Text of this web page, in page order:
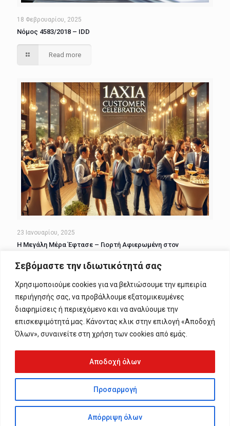
Σεβόμαστε την ιδιωτικότητά σας
Χρησιμοποιούμε cookies για να βελτιώσουμε την εμπειρία
περιήγησής σας, να προβάλλουμε εξατομικευμένες
διαφημίσεις ή περιεχόμενο και να αναλύουμε την
επισκεψιμότητά μας. Κάνοντας κλικ στην επιλογή «Αποδοχή
Όλων», συναινείτε στη χρήση των cookies από εμάς.
Προσαρμογή
Απόρριψη όλων
Αποδοχή όλων
18 Φεβρουαρίου, 2025
Νόμος 4583/2018 – IDD
Read more
23 Ιανουαρίου, 2025
Η Μεγάλη Μέρα Έφτασε – Γιορτή Αφιερωμένη στον
Comments are closed.
Streams